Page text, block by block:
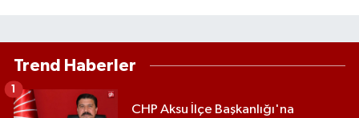
Trend Haberler
CHP Aksu İlçe Başkanlığı'na
1